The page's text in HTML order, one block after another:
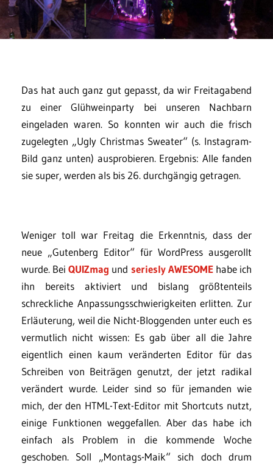
Das hat auch ganz gut gepasst, da wir Freitagabend
zu einer Glühweinparty bei unseren Nachbarn
eingeladen waren. So konnten wir auch die frisch
zugelegten „Ugly Christmas Sweater“ (s. Instagram-
Bild ganz unten) ausprobieren. Ergebnis: Alle fanden
sie super, werden als bis 26. durchgängig getragen.
Weniger toll war Freitag die Erkenntnis, dass der
neue „Gutenberg Editor“ für WordPress ausgerollt
wurde. BeiQUIZmag und seriesly AWESOMEhabe ich
ihn bereits aktiviert und bislang größtenteils
schreckliche Anpassungsschwierigkeiten erlitten. Zur
Erläuterung, weil die Nicht-Bloggenden unter euch es
vermutlich nicht wissen: Es gab über all die Jahre
eigentlich einen kaum veränderten Editor für das
Schreiben von Beiträgen genutzt, der jetzt radikal
verändert wurde. Leider sind so für jemanden wie
mich, der den HTML-Text-Editor mit Shortcuts nutzt,
einige Funktionen weggefallen. Aber das habe ich
einfach als Problem in die kommende Woche
geschoben. Soll „Montags-Maik“ sich doch drum